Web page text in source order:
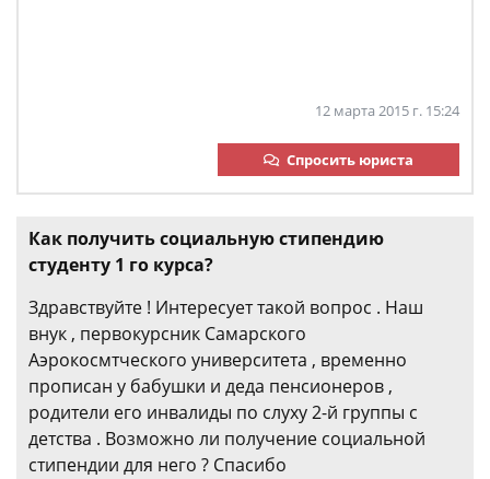
12 марта 2015 г. 15:24
Спросить юриста
Как получить социальную стипендию
студенту 1 го курса?
Здравствуйте ! Интересует такой вопрос . Наш
внук , первокурсник Самарского
Аэрокосмтческого университета , временно
прописан у бабушки и деда пенсионеров ,
родители его инвалиды по слуху 2-й группы с
детства . Возможно ли получение социальной
стипендии для него ? Спасибо